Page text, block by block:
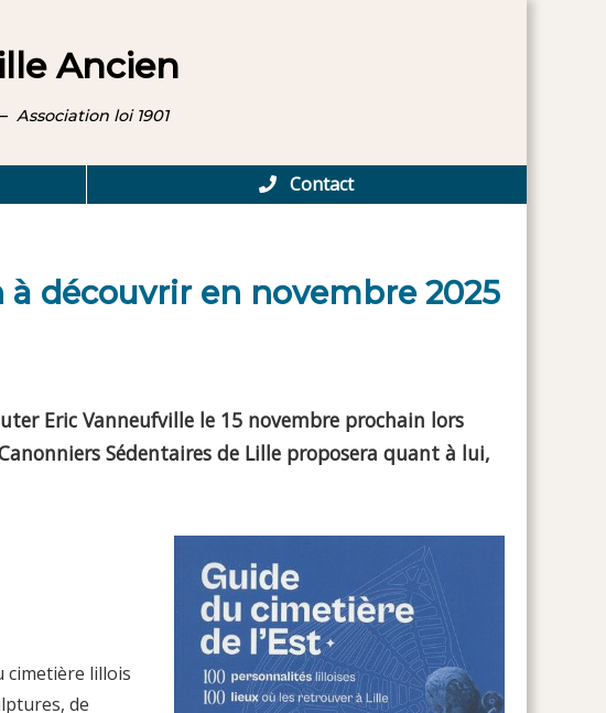
Ancien
– Association loi 1901
Contact
découvrir en novembre 2025
Eric Vanneufville le 15 novembre prochain lors
Sédentaires de Lille proposera quant à lui,
cimetière lillois
de